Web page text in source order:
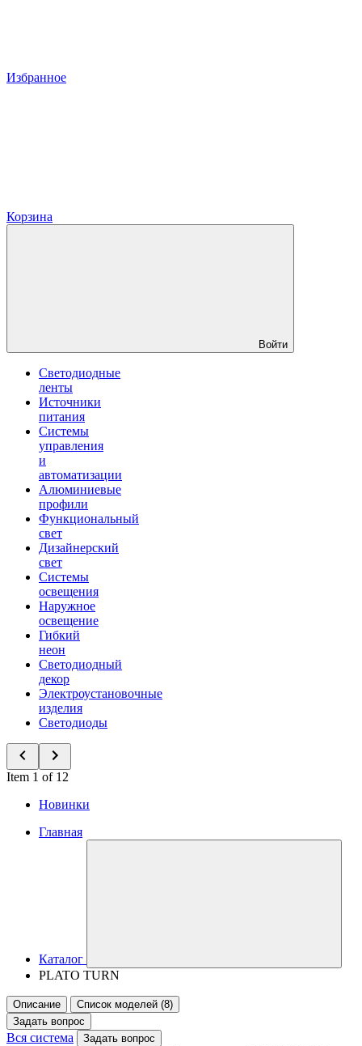
Избранное
Корзина
Войти
Светодиодные
ленты
Источники
питания
Системы
управления
и
автоматизации
Алюминиевые
профили
Функциональный
свет
Дизайнерский
свет
Системы
освещения
Наружное
освещение
Гибкий
неон
Светодиодный
декор
Электроустановочные
изделия
Светодиоды
Item 1 of 12
Новинки
Главная
Каталог
PLATO TURN
Описание
Список моделей (8)
Задать вопрос
Вся система Задать вопрос